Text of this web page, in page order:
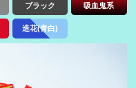
ブラック 吸血鬼系
造花(青白)